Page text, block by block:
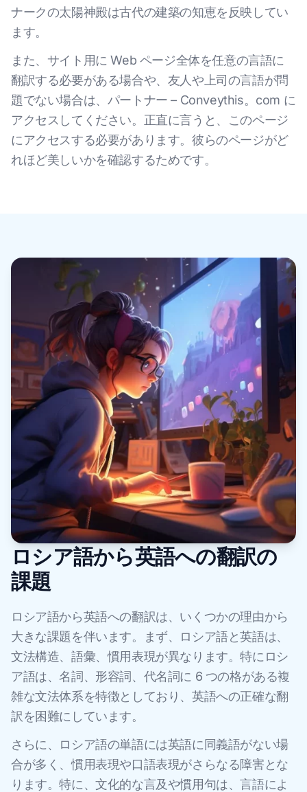
ナークの太陽神殿は古代の建築の知恵を反映してい
ます。
また、サイト用に Web ページ全体を任意の言語に
翻訳する必要がある場合や、友人や上司の言語が問
題でない場合は、パートナー – Conveythis。com に
アクセスしてください。正直に言うと、このページ
にアクセスする必要があります。彼らのページがど
れほど美しいかを確認するためです。
ロシア語から英語への翻訳の
課題
ロシア語から英語への翻訳は、いくつかの理由から
大きな課題を伴います。まず、ロシア語と英語は、
文法構造、語彙、慣用表現が異なります。特にロシ
ア語は、名詞、形容詞、代名詞に 6 つの格がある複
雑な文法体系を特徴としており、英語への正確な翻
訳を困難にしています。
さらに、ロシア語の単語には英語に同義語がない場
合が多く、慣用表現や口語表現がさらなる障害とな
ります。特に、文化的な言及や慣用句は、言語によ